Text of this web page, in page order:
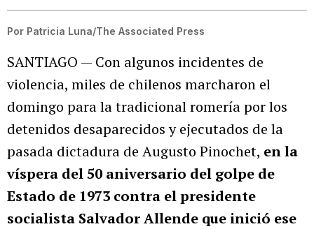
Por Patricia Luna/The Associated Press
SANTIAGO — Con algunos incidentes de
violencia, miles de chilenos marcharon el
domingo para la tradicional romería por los
detenidos desaparecidos y ejecutados de la
pasada dictadura de Augusto Pinochet, en la
víspera del 50 aniversario del golpe de
Estado de 1973 contra el presidente
socialista Salvador Allende que inició ese